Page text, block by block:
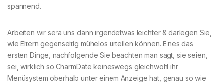
spannend.
Arbeiten wir sera uns dann irgendetwas leichter & darlegen Sie,
wie Eltern gegenseitig mühelos urteilen können. Eines das
ersten Dinge, nachfolgende Sie beachten man sagt, sie seien,
sei, wirklich so CharmDate keineswegs gleichwohl ihr
Menüsystem oberhalb unter einem Anzeige hat, genau so wie